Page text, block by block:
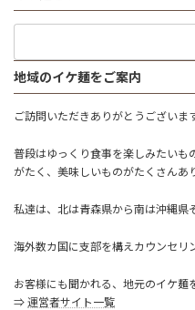
検
地域のイケ麺をご案内
ご訪問いただきありがとうございます
普段はゆっくり食事を楽しみたいも
がたく、美味しいものがたくさんあ
私達は、北は青森県から南は沖縄県
海外数カ国に支部を構えカウンセリ
お客様にも聞かれる、地元のイケ麺
⇒運営者サイト一覧